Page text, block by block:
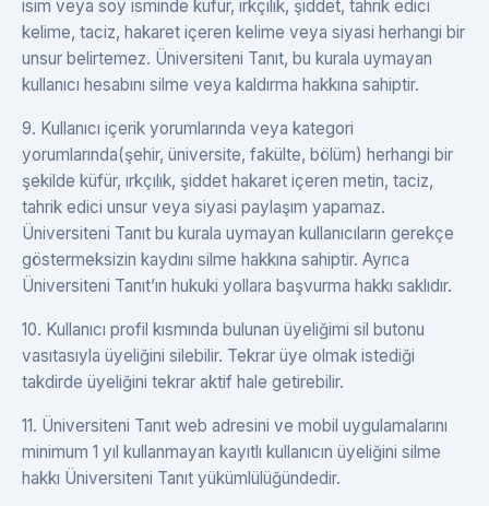
isim veya soy isminde küfür, ırkçılık, şiddet, tahrik edici
kelime, taciz, hakaret içeren kelime veya siyasi herhangi bir
unsur belirtemez. Üniversiteni Tanıt, bu kurala uymayan
kullanıcı hesabını silme veya kaldırma hakkına sahiptir.
9. Kullanıcı içerik yorumlarında veya kategori
yorumlarında(şehir, üniversite, fakülte, bölüm) herhangi bir
şekilde küfür, ırkçılık, şiddet hakaret içeren metin, taciz,
tahrik edici unsur veya siyasi paylaşım yapamaz.
Üniversiteni Tanıt bu kurala uymayan kullanıcıların gerekçe
göstermeksizin kaydını silme hakkına sahiptir. Ayrıca
Üniversiteni Tanıt’ın hukuki yollara başvurma hakkı saklıdır.
10. Kullanıcı profil kısmında bulunan üyeliğimi sil butonu
vasıtasıyla üyeliğini silebilir. Tekrar üye olmak istediği
takdirde üyeliğini tekrar aktif hale getirebilir.
11. Üniversiteni Tanıt web adresini ve mobil uygulamalarını
minimum 1 yıl kullanmayan kayıtlı kullanıcın üyeliğini silme
hakkı Üniversiteni Tanıt yükümlülüğündedir.